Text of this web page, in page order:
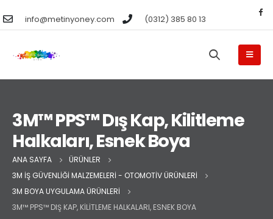
info@metinyoney.com (0312) 385 80 13
3M™ PPS™ Dış Kap, Kilitleme
Halkaları, Esnek Boya
ANA SAYFA
ÜRÜNLER
3M İŞ GÜVENLIĞI MALZEMELERI - OTOMOTIV ÜRÜNLERI
3M BOYA UYGULAMA ÜRÜNLERI
3M™ PPS™ DIŞ KAP, KILITLEME HALKALARI, ESNEK BOYA